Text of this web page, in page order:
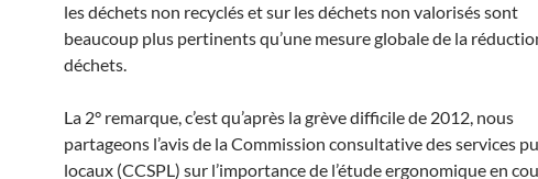
les déchets non recyclés et sur les déchets non valorisés sont
beaucoup plus pertinents qu’une mesure globale de la
déchets.
La 2° remarque, c’est qu’après la grève difficile de 2012, nous
partageons l’avis de la Commission consultative des services
locaux (CCSPL) sur l’importance de l’étude ergonomique en